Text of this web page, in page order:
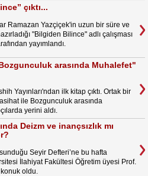
çıktı...
Ramazan Yazçiçek'in uzun bir süre ve
"Bilgiden Bilince" adlı çalışması
yayımlandı.
arasında Muhalefet"
Yayınları'ndan ilk kitap çıktı. Ortak bir
ile Bozgunculuk arasında
yerini aldı.
Deizm ve inançsızlık mı
sunduğu Seyir Defteri’ne bu hafta
İlahiyat Fakültesi Öğretim üyesi Prof.
oldu.